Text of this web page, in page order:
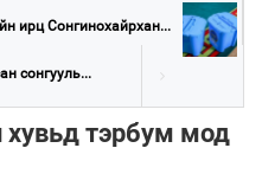
ирц Сонгинохайрхан...
сонгууль...
хувьд тэрбум мод